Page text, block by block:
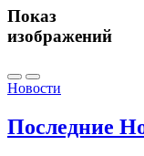
Показ
изображений
Новости
Последние